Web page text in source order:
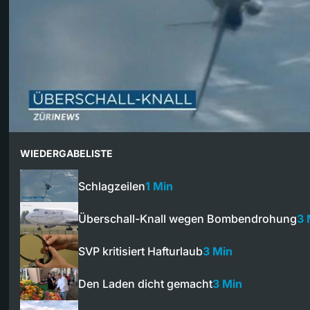
WIEDERGABELISTE
Schlagzeilen1 Min
Überschall-Knall wegen Bombendrohung3
SVP kritisiert Hafturlaub3 Min
Den Laden dicht gemacht3 Min